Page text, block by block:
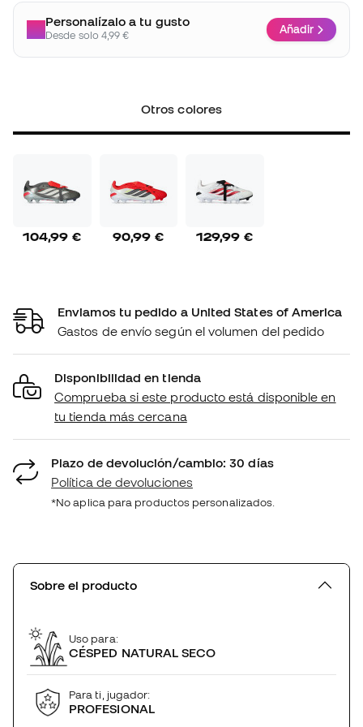
Personalízalo a tu gusto
Desde solo 4,99 € Añadir
Otros colores
104,99 € 90,99 € 129,99 €
Enviamos tu pedido a United States of America
Gastos de envío según el volumen del pedido
Disponibilidad en tienda
Comprueba si este producto está disponible en
tu tienda más cercana
Plazo de devolución/cambio: 30 días
Política de devoluciones
*No aplica para productos personalizados.
Sobre el producto
Uso para:
CÉSPED NATURAL SECO
Para ti, jugador:
PROFESIONAL